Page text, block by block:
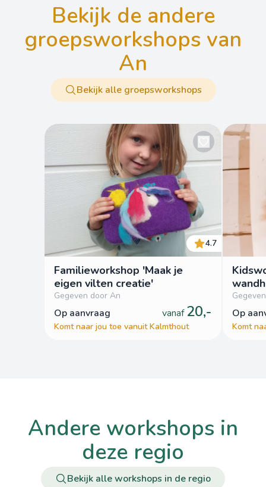
bekijk de andere
groepsworkshops van
An
Bekijk alle groepsworkshops
4.7
Familieworkshop 'Maak je
eigen vilten creatie'
Gegeven door An
op aanvraag vanaf 20,-
Komt naar jou toe vanuit Kalmthout
op
Komt
andere workshops in
deze regio
Bekijk alle workshops in de regio